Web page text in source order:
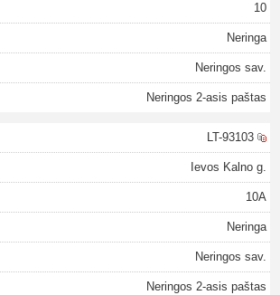
10
Neringa
Neringos sav.
Neringos 2-asis paštas
LT-93103
Ievos Kalno g.
10A
Neringa
Neringos sav.
Neringos 2-asis paštas